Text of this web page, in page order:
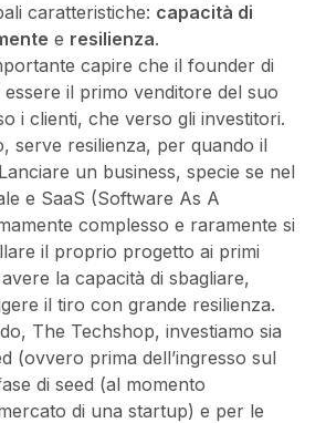
caratteristiche: capacità di
e resilienza.
capire che il founder di
il primo venditore del suo
i clienti, che verso gli investitori.
serve resilienza, per quando il
un business, specie se nel
e SaaS (Software As A
complesso e raramente si
il proprio progetto ai primi
la capacità di sbagliare,
il tiro con grande resilienza.
The Techshop, investiamo sia
(ovvero prima dell’ingresso sul
di seed (al momento
di una startup) e per le